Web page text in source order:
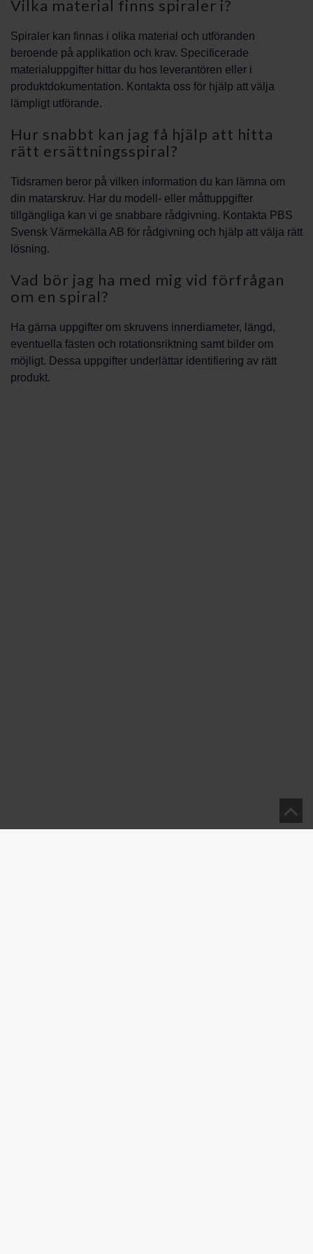
Vilka material finns spiraler i?
Spiraler kan finnas i olika material och utföranden
beroende på applikation och krav. Specificerade
materialuppgifter hittar du hos leverantören eller i
produktdokumentation. Kontakta oss för hjälp att välja
lämpligt utförande.
Hur snabbt kan jag få hjälp att hitta
rätt ersättningsspiral?
Tidsramen beror på vilken information du kan lämna om
din matarskruv. Har du modell- eller måttuppgifter
tillgängliga kan vi ge snabbare rådgivning. Kontakta PBS
Svensk Värmekälla AB för rådgivning och hjälp att välja rätt
lösning.
Vad bör jag ha med mig vid förfrågan
om en spiral?
Ha gärna uppgifter om skruvens innerdiameter, längd,
eventuella fästen och rotationsriktning samt bilder om
möjligt. Dessa uppgifter underlättar identifiering av rätt
produkt.